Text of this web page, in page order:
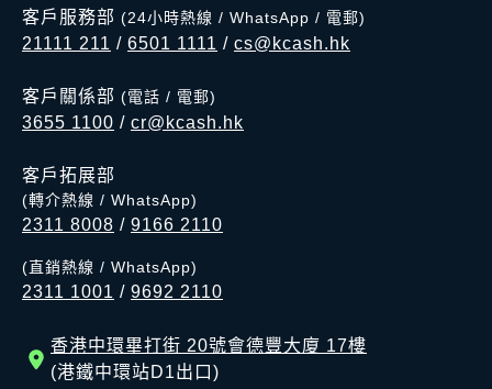
客戶服務部 (24小時熱線 / WhatsApp / 電郵)
21111 211 / 6501 1111 / cs@kcash.hk
客戶關係部 (電話 / 電郵)
3655 1100 / cr@kcash.hk
客戶拓展部
(轉介熱線 / WhatsApp)
2311 8008 / 9166 2110
(直銷熱線 / WhatsApp)
2311 1001 / 9692 2110
香港中環畢打街 20號會德豐大廈 17樓
(港鐵中環站D1出口)